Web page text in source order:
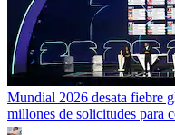
Mundial 2026 desata fiebre
millones de solicitudes para